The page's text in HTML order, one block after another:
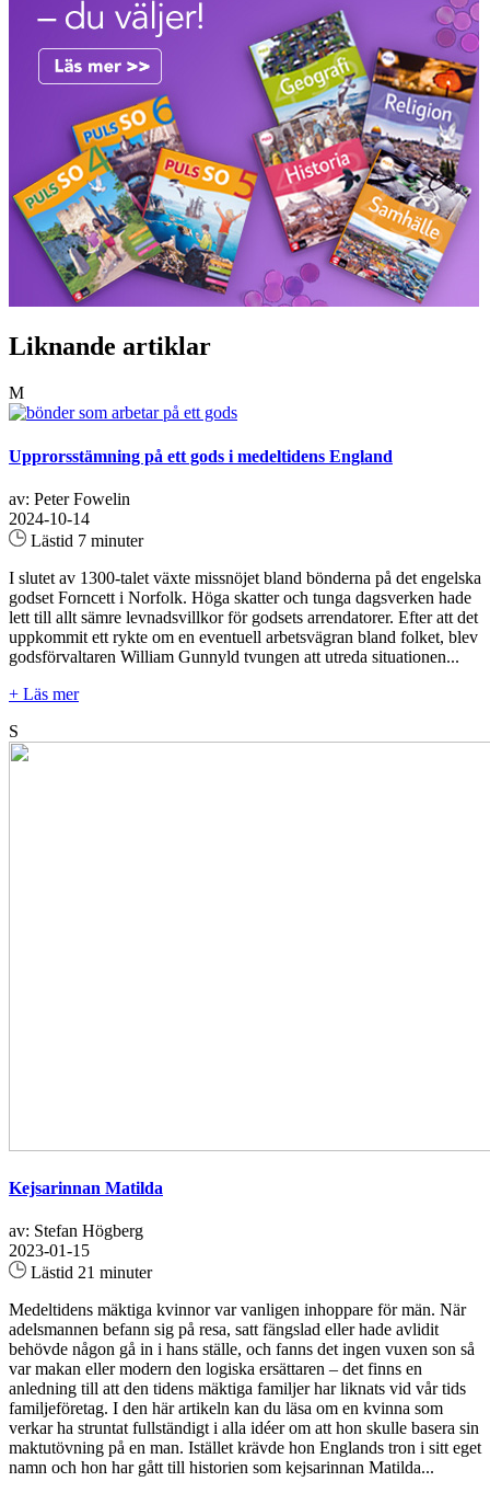
Liknande artiklar
M
Upprorsstämning på ett gods i medeltidens England
av: Peter Fowelin
2024-10-14
Lästid 7 minuter
I slutet av 1300-talet växte missnöjet bland bönderna på det engelska
godset Forncett i Norfolk. Höga skatter och tunga dagsverken hade
lett till allt sämre levnadsvillkor för godsets arrendatorer. Efter att det
uppkommit ett rykte om en eventuell arbetsvägran bland folket, blev
godsförvaltaren William Gunnyld tvungen att utreda situationen...
+ Läs mer
S
Kejsarinnan Matilda
av: Stefan Högberg
2023-01-15
Lästid 21 minuter
Medeltidens mäktiga kvinnor var vanligen inhoppare för män. När
adelsmannen befann sig på resa, satt fängslad eller hade avlidit
behövde någon gå in i hans ställe, och fanns det ingen vuxen son så
var makan eller modern den logiska ersättaren – det finns en
anledning till att den tidens mäktiga familjer har liknats vid vår tids
familjeföretag. I den här artikeln kan du läsa om en kvinna som
verkar ha struntat fullständigt i alla idéer om att hon skulle basera sin
maktutövning på en man. Istället krävde hon Englands tron i sitt eget
namn och hon har gått till historien som kejsarinnan Matilda...